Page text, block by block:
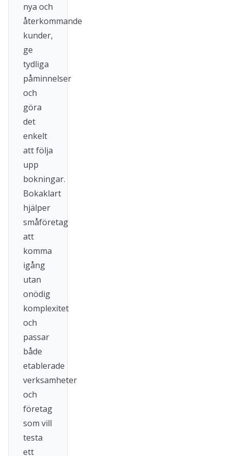
nya och
återkommande
kunder,
ge
tydliga
påminnelser
och
göra
det
enkelt
att följa
upp
bokningar.
Bokaklart
hjälper
småföretag
att
komma
igång
utan
onödig
komplexitet
och
passar
både
etablerade
verksamheter
och
företag
som vill
testa
ett